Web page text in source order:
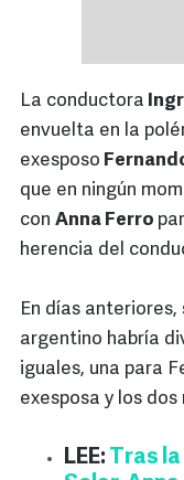
La conductora
envuelta en la
exesposo
que en ningún
con Anna Ferro
herencia del
En días
argentino habría
iguales, una para
exesposa y los
LEE: Tras